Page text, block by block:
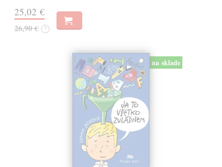
25,02 €
26,90 € ?
na sklade